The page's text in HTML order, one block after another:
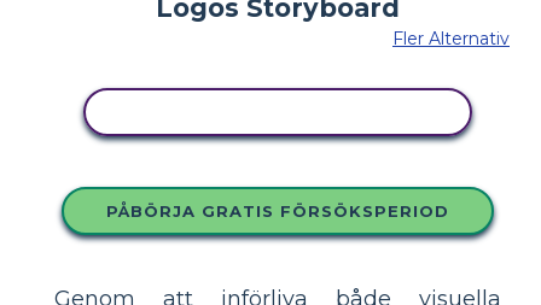
Fler Alternativ
PÅBÖRJA GRATIS FÖRSÖKSPERIOD
Genom att införliva både visuella